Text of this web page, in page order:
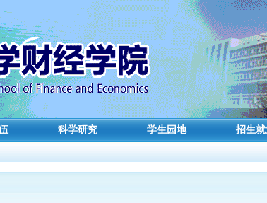
科学研究 学生园地 招生